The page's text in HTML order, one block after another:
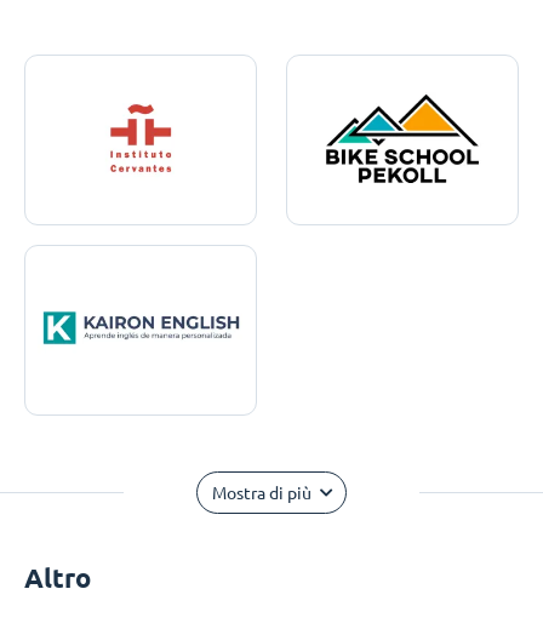
Mostra di più
Altro